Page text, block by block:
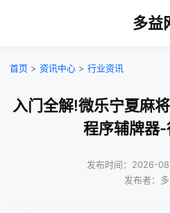
多益
首页 > 资讯中心 > 行业资讯
入门全解!微乐宁夏麻
程序辅牌器
发布时间：2026-
发布者：